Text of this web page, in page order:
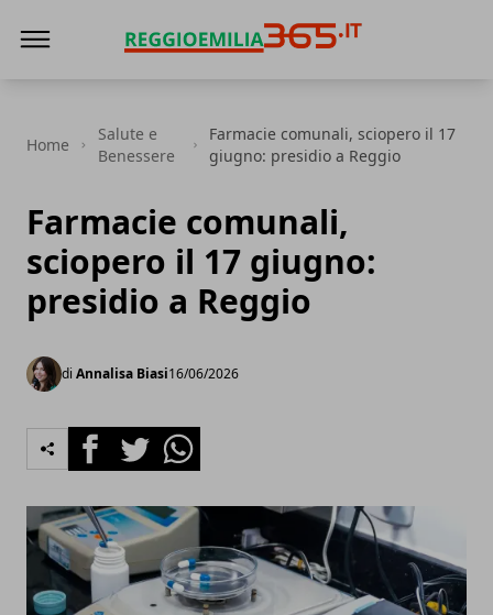
Home
Salute e
Benessere
Farmacie comunali, sciopero il 17
giugno: presidio a Reggio
Farmacie comunali,
sciopero il 17 giugno:
presidio a Reggio
di Annalisa Biasi16/06/2026
FacebookTwitterWhatsapp